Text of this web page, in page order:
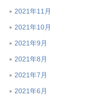
2021年11月
2021年10月
2021年9月
2021年8月
2021年7月
2021年6月